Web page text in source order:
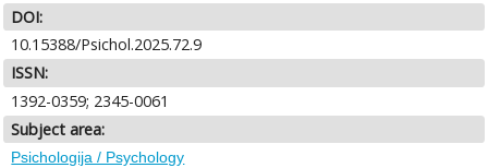
DOI:
10.15388/Psichol.2025.72.9
ISSN:
1392-0359; 2345-0061
Subject area:
Psichologija / Psychology